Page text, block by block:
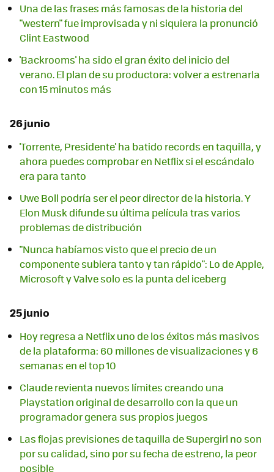
Una de las frases más famosas de la historia del
"western" fue improvisada y ni siquiera la pronunció
Clint Eastwood
'Backrooms' ha sido el gran éxito del inicio del
verano. El plan de su productora: volver a estrenarla
con 15 minutos más
26 junio
'Torrente, Presidente' ha batido records en taquilla, y
ahora puedes comprobar en Netflix si el escándalo
era para tanto
Uwe Boll podría ser el peor director de la historia. Y
Elon Musk difunde su última película tras varios
problemas de distribución
"Nunca habíamos visto que el precio de un
componente subiera tanto y tan rápido": Lo de Apple,
Microsoft y Valve solo es la punta del iceberg
25 junio
Hoy regresa a Netflix uno de los éxitos más masivos
de la plataforma: 60 millones de visualizaciones y 6
semanas en el top 10
Claude revienta nuevos límites creando una
Playstation original de desarrollo con la que un
programador genera sus propios juegos
Las flojas previsiones de taquilla de Supergirl no son
por su calidad, sino por su fecha de estreno, la peor
posible